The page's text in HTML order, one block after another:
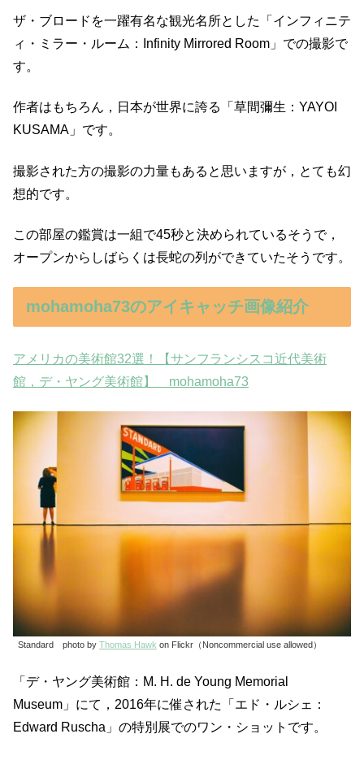
ザ・ブロードを一躍有名な観光名所とした「インフィニテ
ィ・ミラー・ルーム：Infinity Mirrored Room」での撮影で
す。
作者はもちろん，日本が世界に誇る「草間彌生：YAYOI
KUSAMA」です。
撮影された方の撮影の力量もあると思いますが，とても幻
想的です。
この部屋の鑑賞は一組で45秒と決められているそうで，
オープンからしばらくは長蛇の列ができていたそうです。
mohamoha73のアイキャッチ画像紹介
アメリカの美術館32選！【サンフランシスコ近代美術
館，デ・ヤング美術館】 mohamoha73
Standard photo by Thomas Hawk on Flickr（Noncommercial use allowed）
「デ・ヤング美術館：M. H. de Young Memorial
Museum」にて，2016年に催された「エド・ルシェ：
Edward Ruscha」の特別展でのワン・ショットです。